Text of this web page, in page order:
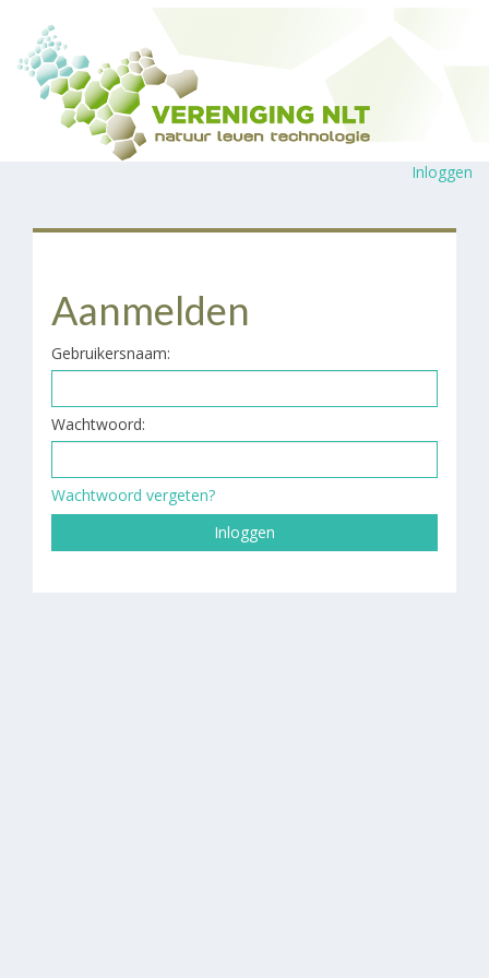
Inloggen
Aanmelden
Gebruikersnaam:
Wachtwoord:
Wachtwoord vergeten?
Inloggen